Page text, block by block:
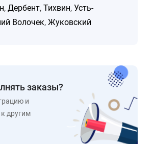
,Дербент,Тихвин,Усть-
Волочек,Жуковский
заказы?
и
другим